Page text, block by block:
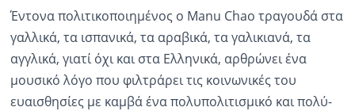
Έντονα πολιτικοποιημένος ο Μanu Chao τραγουδά στα
γαλλικά, τα ισπανικά, τα αραβικά, τα γαλικιανά, τα
αγγλικά, γιατί όχι και στα Ελληνικά, αρθρώνει ένα
μουσικό λόγο που φιλτράρει τις κοινωνικές του
ευαισθησίες με καμβά ένα πολυπολιτισμικό και πολύ-